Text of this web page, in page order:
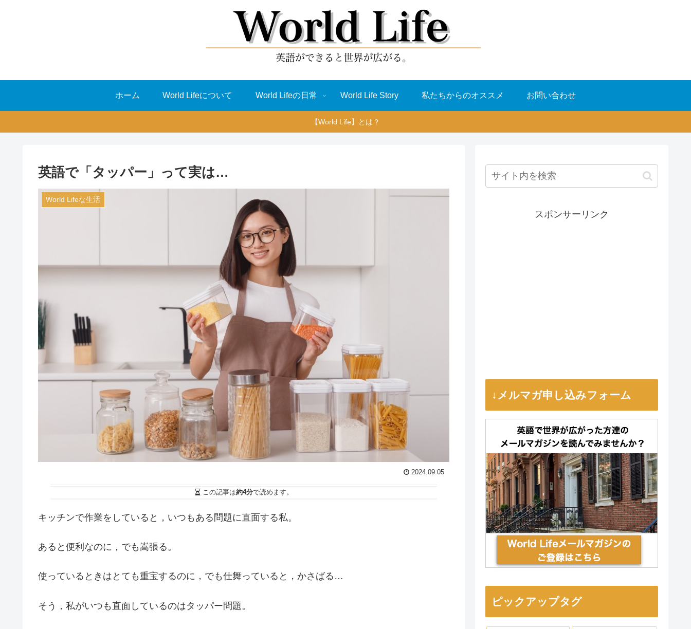
ホーム World Lifeについて World Lifeの日常 World Life Story 私たちからのオススメ お問い合わせ
【World Life】とは？
英語で「タッパー」って実は…
World Lifeな生活
2024.09.05
この記事は約4分で読めます。
キッチンで作業をしていると，いつもある問題に直面する私。
あると便利なのに，でも嵩張る。
使っているときはとても重宝するのに，でも仕舞っていると，かさばる…
そう，私がいつも直面しているのはタッパー問題。
スポンサーリンク
↓メルマガ申し込みフォーム
ピックアップタグ